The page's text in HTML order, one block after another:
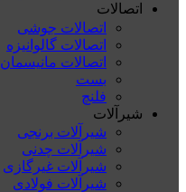
اتصالات
اتصالات جوشی
اتصالات گالوانیزه
اتصالات مانیسمان
بست
فلنچ
شیرآلات
شیرآلات برنجی
شیرآلات چدنی
شیرآلات غیرگازی
شیرآلات فولادی